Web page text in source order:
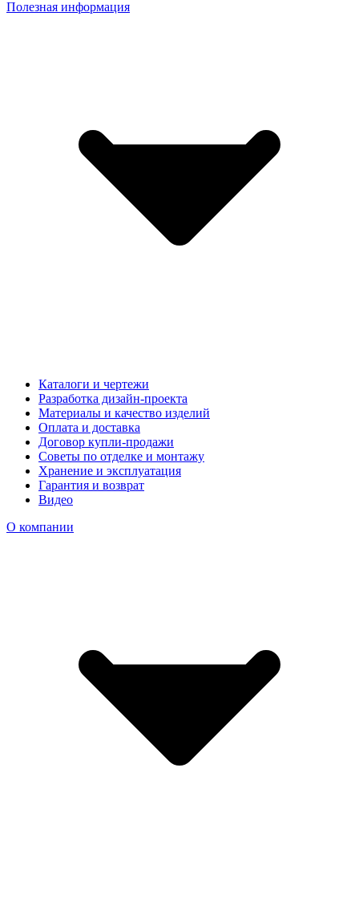
Полезная информация
Каталоги и чертежи
Разработка дизайн-проекта
Материалы и качество изделий
Оплата и доставка
Договор купли-продажи
Советы по отделке и монтажу
Хранение и эксплуатация
Гарантия и возврат
Видео
О компании